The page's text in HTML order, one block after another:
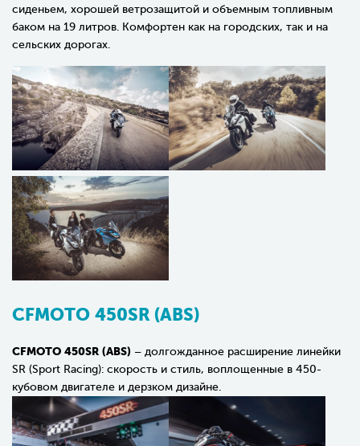
сиденьем, хорошей ветрозащитой и объемным топливным
баком на 19 литров. Комфортен как на городских, так и на
сельских дорогах.
CFMOTO 450SR (ABS)
CFMOTO 450SR (ABS) – долгожданное расширение линейки
SR (Sport Racing): скорость и стиль, воплощенные в 450-
кубовом двигателе и дерзком дизайне.